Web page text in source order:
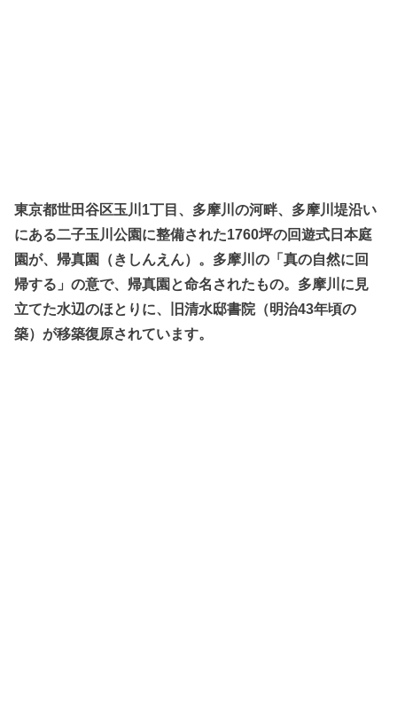
東京都世田谷区玉川1丁目、多摩川の河畔、多摩川堤沿い
にある二子玉川公園に整備された1760坪の回遊式日本庭
園が、帰真園（きしんえん）。多摩川の「真の自然に回
帰する」の意で、帰真園と命名されたもの。多摩川に見
立てた水辺のほとりに、旧清水邸書院（明治43年頃の
築）が移築復原されています。